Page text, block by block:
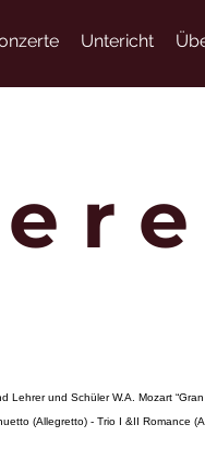
Untericht
r
und Schüler W.A. Mozart “Gran
(Allegretto) - Trio I &II Romance